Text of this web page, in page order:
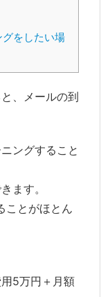
をしたい場
、メールの到
ングすること
ます。
ことがほとん
5万円＋月額